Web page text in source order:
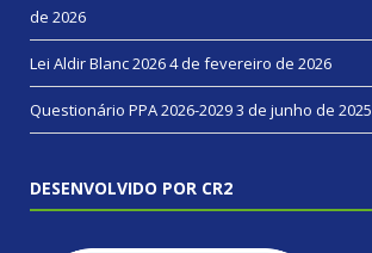
de 2026
Lei Aldir Blanc 20264 de fevereiro de 2026
Questionário PPA 2026-20293 de junho de 2025
DESENVOLVIDO POR CR2